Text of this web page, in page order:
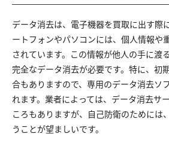
データ消去は、電子機器を買取に出す際
ートフォンやパソコンには、個人情報や
されています。この情報が他人の手に渡
完全なデータ消去が必要です。特に、初
合もありますので、専用のデータ消去ソ
れます。業者によっては、データ消去サ
ころもありますが、自己防衛のためには
うことが望ましいです。